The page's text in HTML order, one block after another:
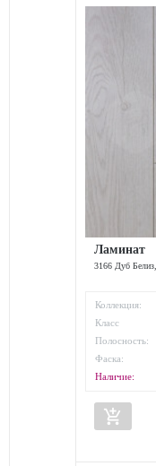
Ламинат
3166 Дуб
Коллекция:
Класс
Полосность:
Фаска:
Наличие:
add_shopping_cart